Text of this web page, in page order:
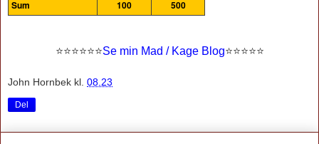
Sum
100 500
⭐⭐⭐⭐⭐⭐Se min Mad / Kage Blog⭐⭐⭐⭐⭐
John Hornbek kl. 08.23
Del